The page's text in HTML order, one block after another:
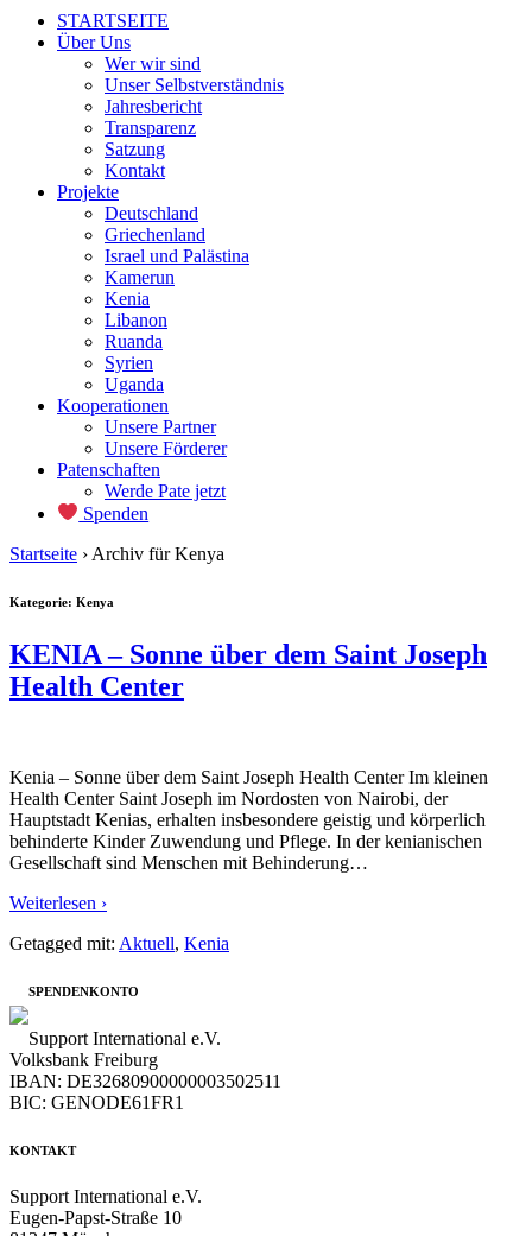
Main
Content
STARTSEITE
Über Uns
Wer wir sind
Unser Selbstverständnis
Jahresbericht
Transparenz
Satzung
Kontakt
Projekte
Deutschland
Griechenland
Israel und Palästina
Kamerun
Kenia
Libanon
Ruanda
Syrien
Uganda
Kooperationen
Unsere Partner
Unsere Förderer
Patenschaften
Werde Pate jetzt
Spenden
Startseite › Archiv für Kenya
Kategorie: Kenya
KENIA – Sonne über dem Saint Joseph
Health Center
Kenia – Sonne über dem Saint Joseph Health Center Im kleinen
Health Center Saint Joseph im Nordosten von Nairobi, der
Hauptstadt Kenias, erhalten insbesondere geistig und körperlich
behinderte Kinder Zuwendung und Pflege. In der kenianischen
Gesellschaft sind Menschen mit Behinderung…
Weiterlesen ›
Getagged mit: Aktuell, Kenia
SPENDENKONTO
Support International e.V.
Volksbank Freiburg
IBAN: DE32680900000003502511
BIC: GENODE61FR1
KONTAKT
Support International e.V.
Eugen-Papst-Straße 10